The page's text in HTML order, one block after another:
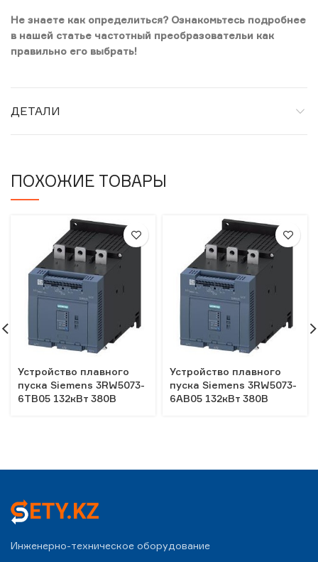
Не знаете как определиться? Ознакомьтесь подробнее
в нашей статье частотный преобразовательи как
правильно его выбрать!
ДЕТАЛИ
ПОХОЖИЕ ТОВАРЫ
Устройство плавного
пуска Siemens 3RW5073-
6TB05 132кВт 380В
Устройство плавного
пуска Siemens 3RW5073-
6AB05 132кВт 380В
Инженерно-техническое оборудование